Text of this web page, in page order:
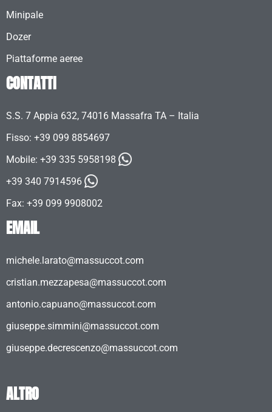
Minipale
Dozer
Piattaforme aeree
CONTATTI
S.S. 7 Appia 632, 74016 Massafra TA – Italia
Fisso: +39 099 8854697
Mobile: +39 335 5958198
+39 340 7914596
Fax: +39 099 9908002
EMAIL
michele.larato@massuccot.com
cristian.mezzapesa@massuccot.com
antonio.capuano@massuccot.com
giuseppe.simmini@massuccot.com
giuseppe.decrescenzo@massuccot.com
ALTRO